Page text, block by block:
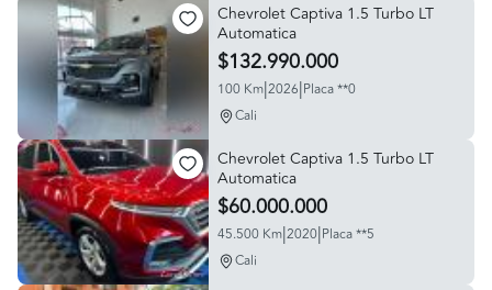
Chevrolet Captiva 1.5 Turbo LT
Automatica
$132.990.000
100 Km|2026|Placa **0
Cali
Chevrolet Captiva 1.5 Turbo LT
Automatica
$60.000.000
45.500 Km|2020|Placa **5
Cali